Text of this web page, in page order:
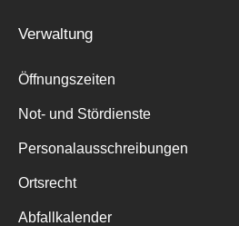
Verwaltung
Öffnungszeiten
Not- und Stördienste
Personalausschreibungen
Ortsrecht
Abfallkalender